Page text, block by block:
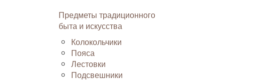
Предметы традиционного
быта и искусства
Колокольчики
Пояса
Лестовки
Подсвешники